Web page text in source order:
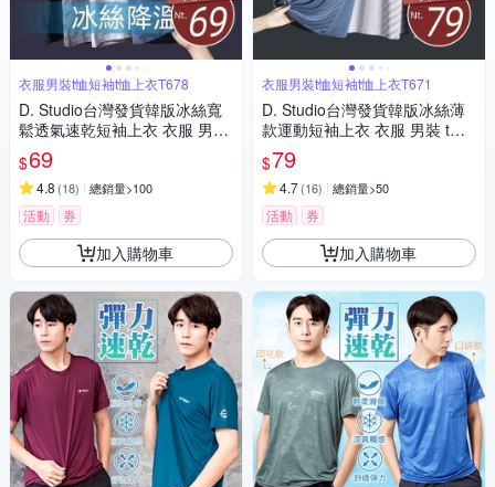
衣服男裝t恤短袖t恤上衣T678
D. Studio台灣發貨韓版冰絲寬
鬆透氣速乾短袖上衣 衣服 男
裝 t恤 短袖t恤 上衣T678
$69
4.8 (18) 總銷量>100
活動 券
加入購物車
衣服男裝t恤短袖t恤上衣T671
D. Studio台灣發貨韓版冰絲薄
款運動短袖上衣 衣服 男裝 t
恤 短袖t恤 上衣T671
$79
4.7(16) 總銷量>50
活動 券
加入購物車